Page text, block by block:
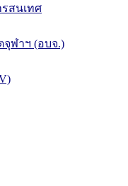
สนเทศ
ฬาฯ (อบจ.)